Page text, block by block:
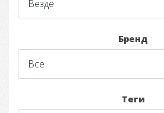
Бренд
Теги